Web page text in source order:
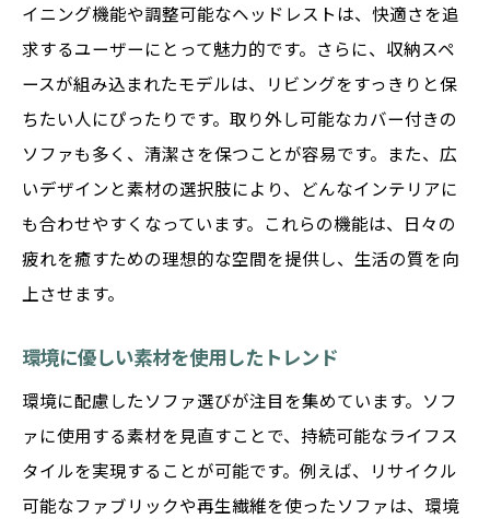
イニング機能や調整可能なヘッドレストは、快適さを追
求するユーザーにとって魅力的です。さらに、収納スペ
ースが組み込まれたモデルは、リビングをすっきりと保
ちたい人にぴったりです。取り外し可能なカバー付きの
ソファも多く、清潔さを保つことが容易です。また、広
いデザインと素材の選択肢により、どんなインテリアに
も合わせやすくなっています。これらの機能は、日々の
疲れを癒すための理想的な空間を提供し、生活の質を向
上させます。
環境に優しい素材を使用したトレンド
環境に配慮したソファ選びが注目を集めています。ソフ
ァに使用する素材を見直すことで、持続可能なライフス
タイルを実現することが可能です。例えば、リサイクル
可能なファブリックや再生繊維を使ったソファは、環境